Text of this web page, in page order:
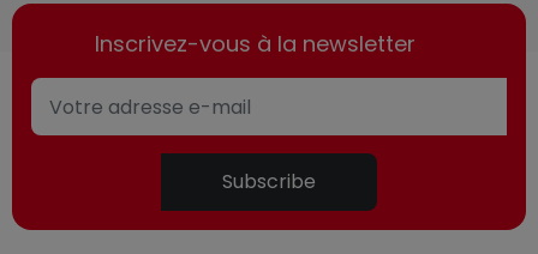
Inscrivez-vous à la newsletter
Subscribe